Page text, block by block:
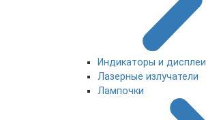
Индикаторы и дисплеи
Лазерные излучатели
Лампочки